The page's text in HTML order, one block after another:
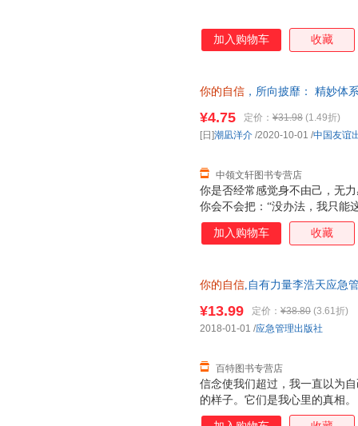
加入购物车 收藏
你的自信 ，所向披靡： 精妙体
7天无理由退换】
你是否经常感觉身不由己，无
你会不会把：“没办法，我只能
信！ 自信不是与生俱来的，更
得。 本书就为你提供了48个无
你告别软弱退缩的人生，成就
¥4.75 定价： ¥31.98 (1.49折)
中领文轩图书专营店
[日]潮凪洋介 /2020-10-01 /中国友谊
加入购物车 收藏
你的自信,自有力量李浩天应急
信念使我们超过，我一直以为
的样子。它们是我心里的真相
于信念。人生多艰，但是只要
¥13.99 定价： ¥38.80 (3.61折)
百特图书专营店
2018-01-01 /应急管理出版社